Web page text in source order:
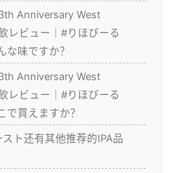
Anniversary West
レビュー｜#りほびーる
な味ですか？
Anniversary West
レビュー｜#りほびーる
で買えますか？
スト还有其他推荐的IPA品